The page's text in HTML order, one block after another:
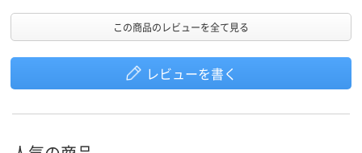
この商品のレビューを全て見る
レビューを書く